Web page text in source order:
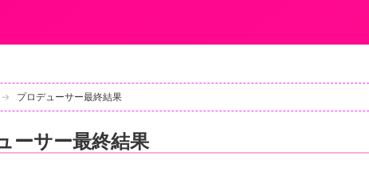
プロデューサー最終結果
ーサー最終結果